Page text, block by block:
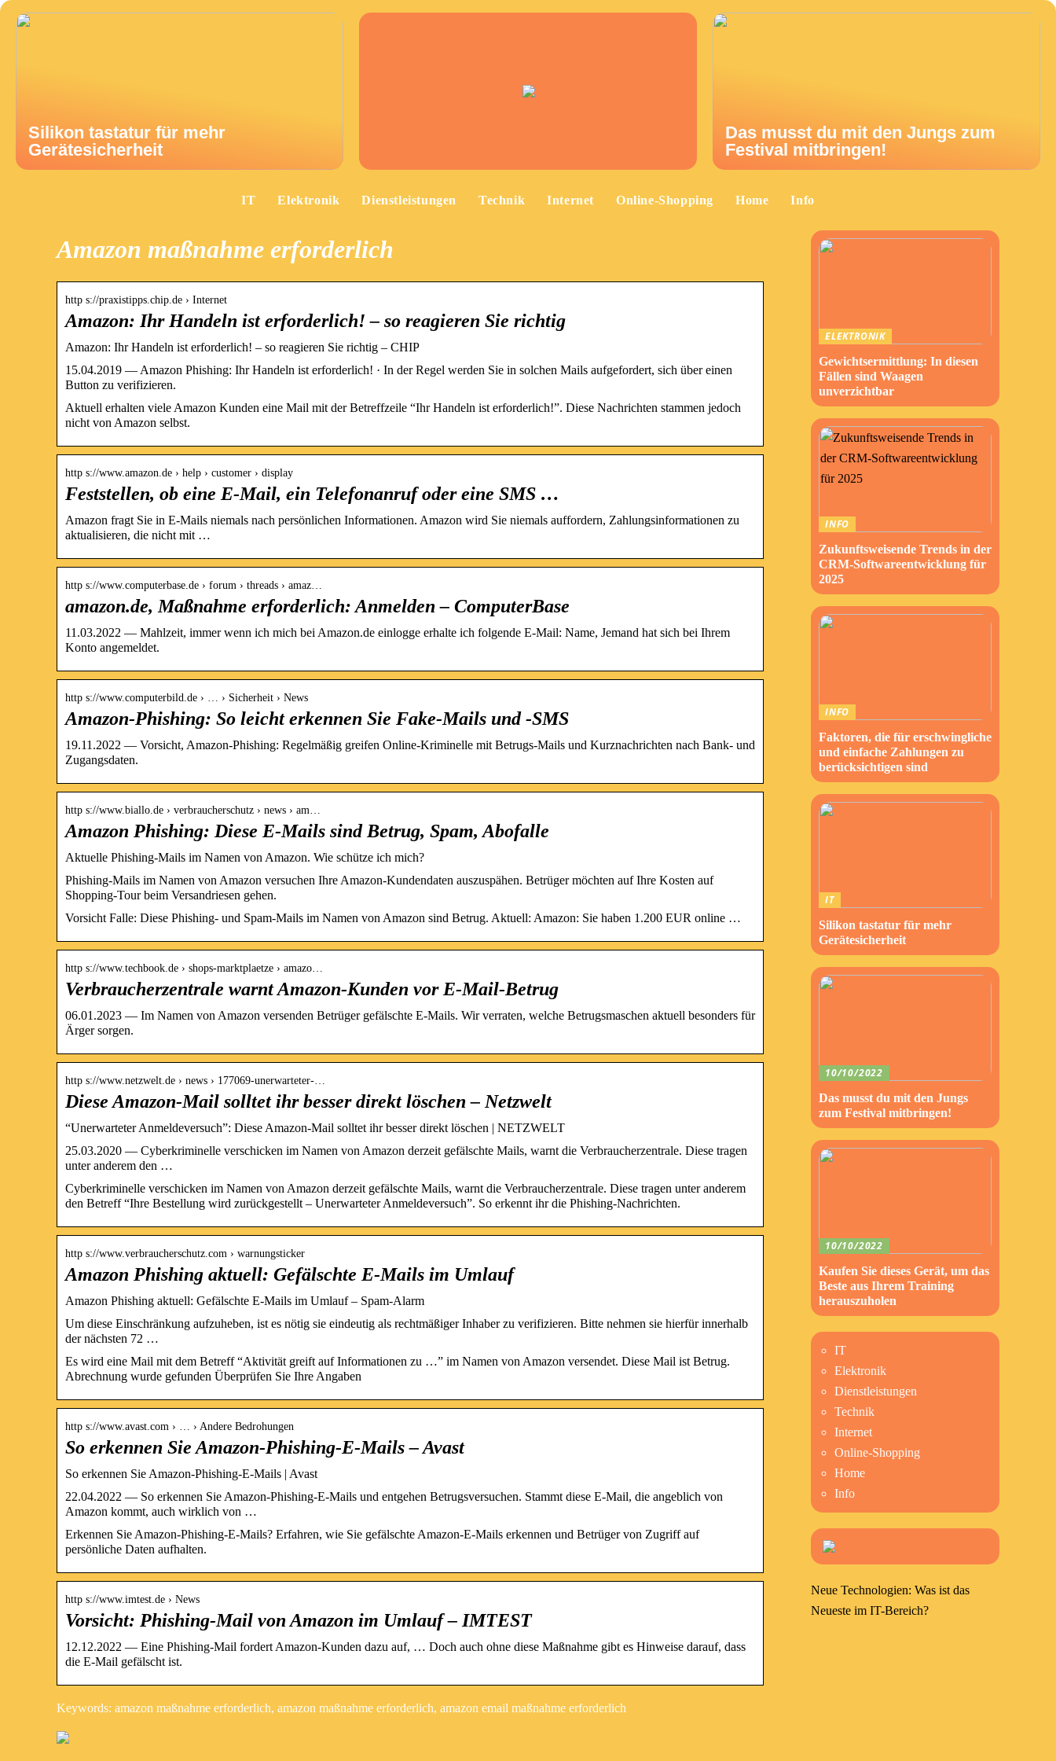
Silikon tastatur für mehr
Gerätesicherheit
Das musst du mit den Jungs zum
Festival mitbringen!
IT Elektronik Dienstleistungen Technik Internet Online-Shopping Home Info
Amazon maßnahme erforderlich
http s://praxistipps.chip.de › Internet
Amazon: Ihr Handeln ist erforderlich! – so reagieren Sie richtig
Amazon: Ihr Handeln ist erforderlich! – so reagieren Sie richtig – CHIP
15.04.2019 — Amazon Phishing: Ihr Handeln ist erforderlich! · In der Regel werden Sie in solchen Mails aufgefordert, sich über einen
Button zu verifizieren.
Aktuell erhalten viele Amazon Kunden eine Mail mit der Betreffzeile “Ihr Handeln ist erforderlich!”. Diese Nachrichten stammen jedoch
nicht von Amazon selbst.
http s://www.amazon.de › help › customer › display
Feststellen, ob eine E-Mail, ein Telefonanruf oder eine SMS …
Amazon fragt Sie in E-Mails niemals nach persönlichen Informationen. Amazon wird Sie niemals auffordern, Zahlungsinformationen zu
aktualisieren, die nicht mit …
http s://www.computerbase.de › forum › threads › amaz…
amazon.de, Maßnahme erforderlich: Anmelden – ComputerBase
11.03.2022 — Mahlzeit, immer wenn ich mich bei Amazon.de einlogge erhalte ich folgende E-Mail: Name, Jemand hat sich bei Ihrem
Konto angemeldet.
http s://www.computerbild.de › … › Sicherheit › News
Amazon-Phishing: So leicht erkennen Sie Fake-Mails und -SMS
19.11.2022 — Vorsicht, Amazon-Phishing: Regelmäßig greifen Online-Kriminelle mit Betrugs-Mails und Kurznachrichten nach Bank- und
Zugangsdaten.
http s://www.biallo.de › verbraucherschutz › news › am…
Amazon Phishing: Diese E-Mails sind Betrug, Spam, Abofalle
Aktuelle Phishing-Mails im Namen von Amazon. Wie schütze ich mich?
Phishing-Mails im Namen von Amazon versuchen Ihre Amazon-Kundendaten auszuspähen. Betrüger möchten auf Ihre Kosten auf
Shopping-Tour beim Versandriesen gehen.
Vorsicht Falle: Diese Phishing- und Spam-Mails im Namen von Amazon sind Betrug. Aktuell: Amazon: Sie haben 1.200 EUR online …
http s://www.techbook.de › shops-marktplaetze › amazo…
Verbraucherzentrale warnt Amazon-Kunden vor E-Mail-Betrug
06.01.2023 — Im Namen von Amazon versenden Betrüger gefälschte E-Mails. Wir verraten, welche Betrugsmaschen aktuell besonders für
Ärger sorgen.
http s://www.netzwelt.de › news › 177069-unerwarteter-…
Diese Amazon-Mail solltet ihr besser direkt löschen – Netzwelt
“Unerwarteter Anmeldeversuch”: Diese Amazon-Mail solltet ihr besser direkt löschen | NETZWELT
25.03.2020 — Cyberkriminelle verschicken im Namen von Amazon derzeit gefälschte Mails, warnt die Verbraucherzentrale. Diese tragen
unter anderem den …
Cyberkriminelle verschicken im Namen von Amazon derzeit gefälschte Mails, warnt die Verbraucherzentrale. Diese tragen unter anderem
den Betreff “Ihre Bestellung wird zurückgestellt – Unerwarteter Anmeldeversuch”. So erkennt ihr die Phishing-Nachrichten.
http s://www.verbraucherschutz.com › warnungsticker
Amazon Phishing aktuell: Gefälschte E-Mails im Umlauf
Amazon Phishing aktuell: Gefälschte E-Mails im Umlauf – Spam-Alarm
Um diese Einschränkung aufzuheben, ist es nötig sie eindeutig als rechtmäßiger Inhaber zu verifizieren. Bitte nehmen sie hierfür innerhalb
der nächsten 72 …
Es wird eine Mail mit dem Betreff “Aktivität greift auf Informationen zu …” im Namen von Amazon versendet. Diese Mail ist Betrug.
Abrechnung wurde gefunden Überprüfen Sie Ihre Angaben
http s://www.avast.com › … › Andere Bedrohungen
So erkennen Sie Amazon-Phishing-E-Mails – Avast
So erkennen Sie Amazon-Phishing-E-Mails | Avast
22.04.2022 — So erkennen Sie Amazon-Phishing-E-Mails und entgehen Betrugsversuchen. Stammt diese E-Mail, die angeblich von
Amazon kommt, auch wirklich von …
Erkennen Sie Amazon-Phishing-E-Mails? Erfahren, wie Sie gefälschte Amazon-E-Mails erkennen und Betrüger von Zugriff auf
persönliche Daten aufhalten.
http s://www.imtest.de › News
Vorsicht: Phishing-Mail von Amazon im Umlauf – IMTEST
12.12.2022 — Eine Phishing-Mail fordert Amazon-Kunden dazu auf, … Doch auch ohne diese Maßnahme gibt es Hinweise darauf, dass
die E-Mail gefälscht ist.
Keywords: amazon maßnahme erforderlich, amazon maßnahme erforderlich, amazon email maßnahme erforderlich
ELEKTRONIK
Gewichtsermittlung: In diesen
Fällen sind Waagen
unverzichtbar
INFO
Zukunftsweisende Trends in der
CRM-Softwareentwicklung für
2025
INFO
Faktoren, die für erschwingliche
und einfache Zahlungen zu
berücksichtigen sind
IT
Silikon tastatur für mehr
Gerätesicherheit
10/10/2022
Das musst du mit den Jungs
zum Festival mitbringen!
10/10/2022
Kaufen Sie dieses Gerät, um das
Beste aus Ihrem Training
herauszuholen
IT
Elektronik
Dienstleistungen
Technik
Internet
Online-Shopping
Home
Info
Neue Technologien: Was ist das
Neueste im IT-Bereich?